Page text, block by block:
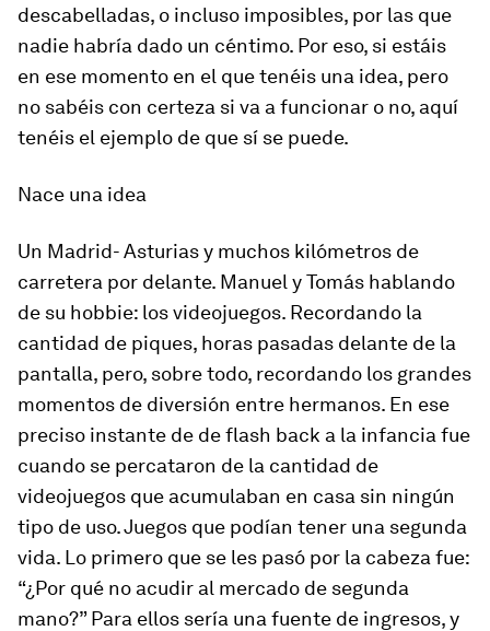
descabelladas, o incluso imposibles, por las que
nadie habría dado un céntimo. Por eso, si estáis
en ese momento en el que tenéis una idea, pero
no sabéis con certeza si va a funcionar o no, aquí
tenéis el ejemplo de que sí se puede.
Nace una idea
Un Madrid- Asturias y muchos kilómetros de
carretera por delante. Manuel y Tomás hablando
de su hobbie: los videojuegos. Recordando la
cantidad de piques, horas pasadas delante de la
pantalla, pero, sobre todo, recordando los grandes
momentos de diversión entre hermanos. En ese
preciso instante de de flash back a la infancia fue
cuando se percataron de la cantidad de
videojuegos que acumulaban en casa sin ningún
tipo de uso. Juegos que podían tener una segunda
vida. Lo primero que se les pasó por la cabeza fue:
“¿Por qué no acudir al mercado de segunda
mano?” Para ellos sería una fuente de ingresos, y